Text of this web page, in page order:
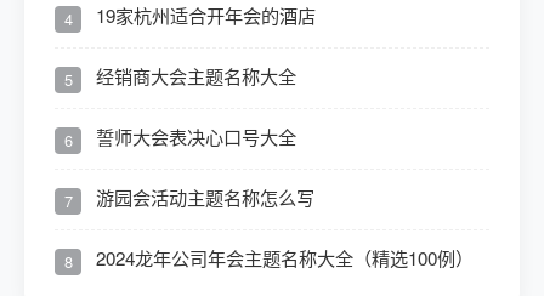
4 19家杭州适合开年会的酒店
5 经销商大会主题名称大全
6 誓师大会表决心口号大全
7 游园会活动主题名称怎么写
8 2024龙年公司年会主题名称大全（精选100例）